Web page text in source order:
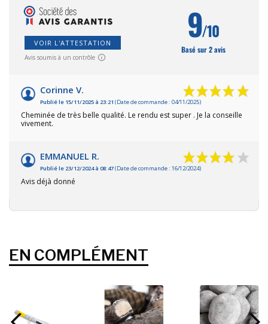
VOIR L'ATTESTATION
Avis soumis à un contrôle
9/10
Basé sur 2 avis
Corinne V.
Publié le 15/11/2025 à 23:21 (Date de commande : 04/11/2025)
Cheminée de très belle qualité. Le rendu est super . Je la conseille
vivement.
EMMANUEL R.
Publié le 23/12/2024 à 08:47(Date de commande : 16/12/2024)
Avis déjà donné
EN COMPLÉMENT